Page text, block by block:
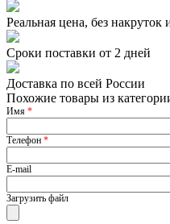
Реальная цена, без накруток
Сроки поставки от 2 дней
Доставка по всей России
Похожие товары из
Имя *
Телефон *
E-mail
Загрузить файл